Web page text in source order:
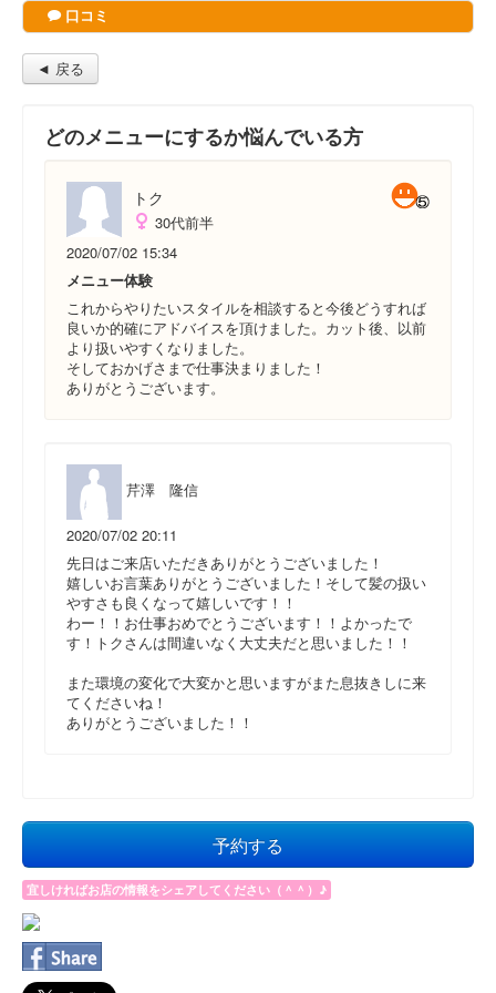
口コミ
◄ 戻る
どのメニューにするか悩んでいる方
トク
30代前半
2020/07/02 15:34
メニュー体験
これからやりたいスタイルを相談すると今後どうすれば
良いか的確にアドバイスを頂けました。カット後、以前
より扱いやすくなりました。
そしておかげさまで仕事決まりました！
ありがとうございます。
芹澤 隆信
2020/07/02 20:11
先日はご来店いただきありがとうございました！
嬉しいお言葉ありがとうございました！そして髪の扱い
やすさも良くなって嬉しいです！！
わー！！お仕事おめでとうございます！！よかったで
す！トクさんは間違いなく大丈夫だと思いました！！
また環境の変化で大変かと思いますがまた息抜きしに来
てくださいね！
ありがとうございました！！
予約する
宜しければお店の情報をシェアしてください（＾＾）♪